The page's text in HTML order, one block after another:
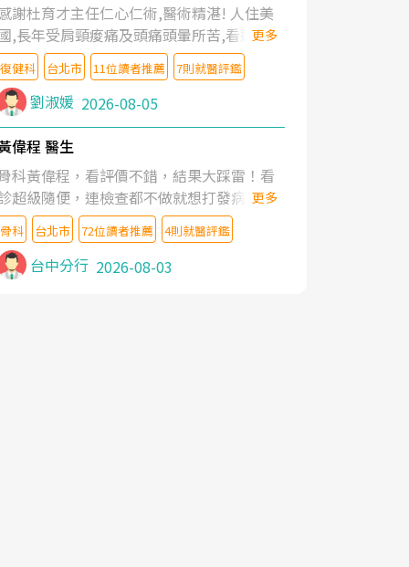
謝杜育才主任仁心仁術,醫術精湛! 人住美
,長年受肩頸痠痛及頭痛頭暈所苦,看遍名醫
授,做了各種檢查,也嘗試過西醫打針,中醫
灸及物理徒手治療都沒有用,後來連吃到嗎
類止痛藥都效果有限,只是壓症狀,沒多久就
起來,多年失眠嚴重影響生活品質. 台灣親
介紹忠孝醫院杜育才主任是頸頭症候群專
,上網搜尋杜主任相關文章新聞跟網路評價
後,下定決心飛回台北找杜醫師診治. 杜主
的乾針跟增生治療真的很厲害,第一次乾針
覺得整個肩頸鬆開,回家特別好睡,經過幾次
療,長年頑疾已經好了大半,杜主任除了打針
厲害,還會一直交代要改善姿勢跟好好做運
更多
復健科 台北市 11位讀者推薦 7則就醫評鑑
劉淑媛 2026-08-05
偉程 醫生
科黃偉程，看評價不錯，結果大踩雷！看
超級隨便，連檢查都不做就想打發病人，
好大的官威 ... 想詢問病情還被陰陽怪氣嘲
一番。可能好評帶來的大頭症，變得自負
尊重病人。醫術也不行，畢竟連檢查都懶
做，治療會有用才怪。大家避雷吧！
更多
骨科 台北市 72位讀者推薦 4則就醫評鑑
台中分行 2026-08-03